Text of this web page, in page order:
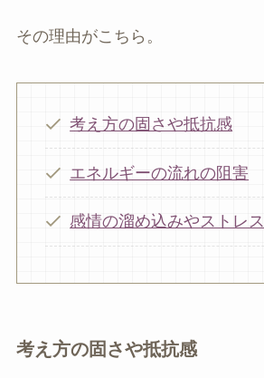
その理由がこちら。
考え方の固さや抵抗感
エネルギーの流れの阻害
感情の溜め込みやストレス
考え方の固さや抵抗感